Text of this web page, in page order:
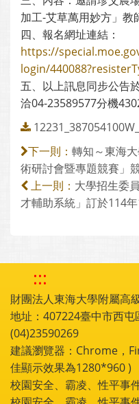
加工-艾草萬用妙方」教
四、報名網址連結：
https://
login/
五、以上訊息同步公告
洽04-23589577分機
下一則： 轉知～東海
術研討會暨專題競賽」
上一則： 大學招生委
才輔助系統」訂於114
:::
財團法人東海大學附屬高
地址：407224臺中市西屯
(04)23590269
建議瀏覽器：Chrome，
佳顯示效果為1280*960 )
校園安全、霸凌、性平事